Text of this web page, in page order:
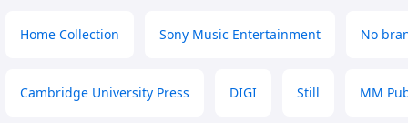
Home Collection Sony Music Entertainment No
Cambridge University Press DIGI Still MM